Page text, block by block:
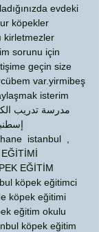
evdeki
köpekler
kirletmezler
sorunu için
geçin size
var.yirmibeş
isterim
مدرسة تدريب
istanbul ,
EĞİTİM
köpek eğitimci
köpek eğitimi
eğitim okulu
köpek eğitim